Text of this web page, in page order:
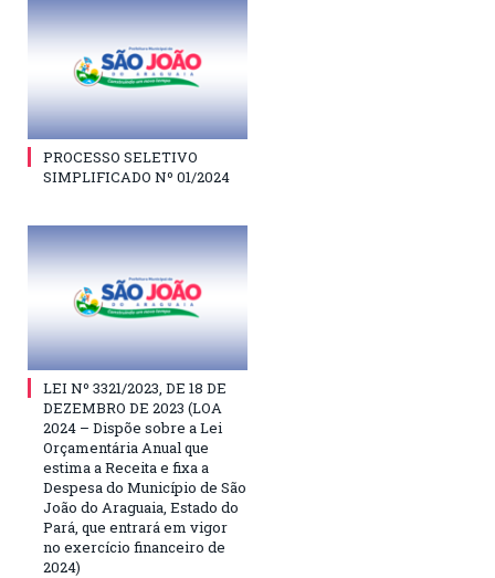
PROCESSO SELETIVO
SIMPLIFICADO Nº 01/2024
LEI Nº 3321/2023, DE 18 DE
DEZEMBRO DE 2023 (LOA
2024 – Dispõe sobre a Lei
Orçamentária Anual que
estima a Receita e fixa a
Despesa do Município de São
João do Araguaia, Estado do
Pará, que entrará em vigor
no exercício financeiro de
2024)